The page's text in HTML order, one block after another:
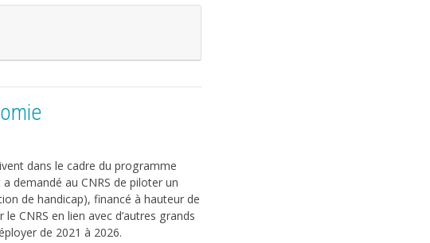
dans le cadre du programme
demandé au CNRS de piloter un
de handicap), financé à hauteur de
CNRS en lien avec d’autres grands
de 2021 à 2026.